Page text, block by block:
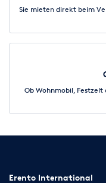
Sie mieten direkt beim
Ob Wohnmobil, Festzelt
Erento International